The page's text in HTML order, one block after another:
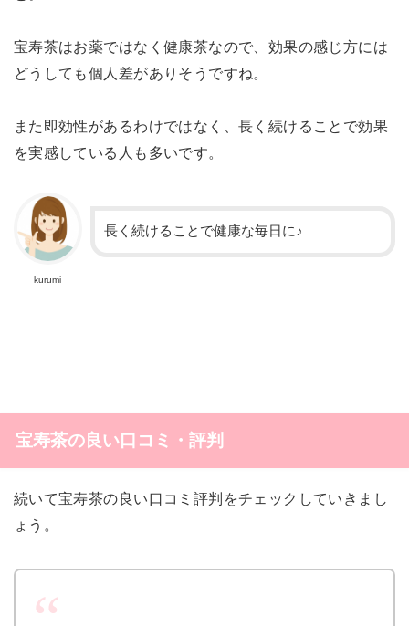
宝寿茶はお薬ではなく健康茶なので、効果の感じ方には
どうしても個人差がありそうですね。
また即効性があるわけではなく、長く続けることで効果
を実感している人も多いです。
kurumi
長く続けることで健康な毎日に♪
宝寿茶の良い口コミ・評判
続いて宝寿茶の良い口コミ評判をチェックしていきまし
ょう。